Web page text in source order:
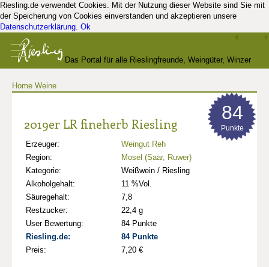
Riesling.de verwendet Cookies. Mit der Nutzung dieser Website sind Sie mit
der Speicherung von Cookies einverstanden und akzeptieren unsere
Datenschutzerklärung. Ok
Das Portal für alle Rieslingfreunde, Weingüter, Winzer
Home Weine
2019er LR fineherb Riesling
Erzeuger:
Weingut Reh
Region:
Mosel (Saar, Ruwer)
Kategorie:
Weißwein / Riesling
Alkoholgehalt:
11 %Vol.
Säuregehalt:
7,8
Restzucker:
22,4 g
User Bewertung:
84 Punkte
Riesling.de:
84 Punkte
Preis:
7,20 €
84
Punkte